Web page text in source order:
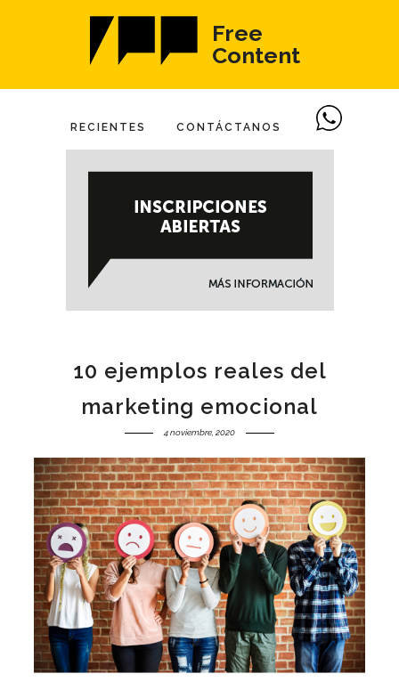
Free
Content
RECIENTES CONTÁCTANOS
10 ejemplos reales del
marketing emocional
4 noviembre, 2020